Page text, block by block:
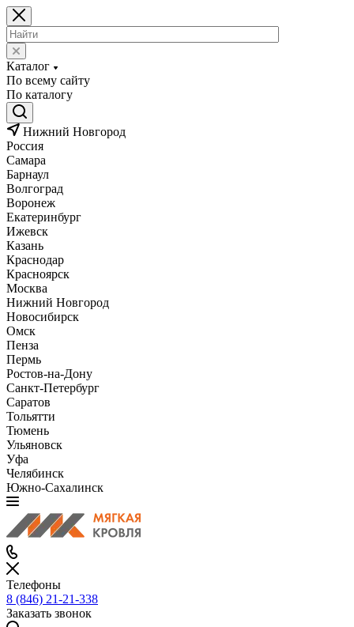
Каталог
По всему сайту
По каталогу
Нижний Новгород
Россия
Самара
Барнаул
Волгоград
Воронеж
Екатеринбург
Ижевск
Казань
Краснодар
Красноярск
Москва
Нижний Новгород
Новосибирск
Омск
Пенза
Пермь
Ростов-на-Дону
Санкт-Петербург
Саратов
Тольятти
Тюмень
Ульяновск
Уфа
Челябинск
Южно-Сахалинск
Телефоны
8 (846) 21-21-338
Заказать звонок